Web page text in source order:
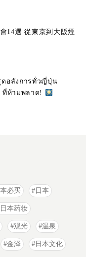
到大阪煙
ดอลังการทั่วญี่ปุ่น
ที่ห้ามพลาด!
必买 日本
日本药妆
观光 温泉
金泽 日本文化